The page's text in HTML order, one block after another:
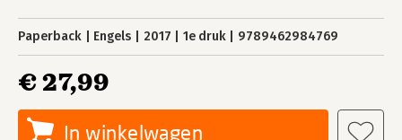
Paperback Engels 2017 1e druk 9789462984769
€ 27,99
In winkelwagen